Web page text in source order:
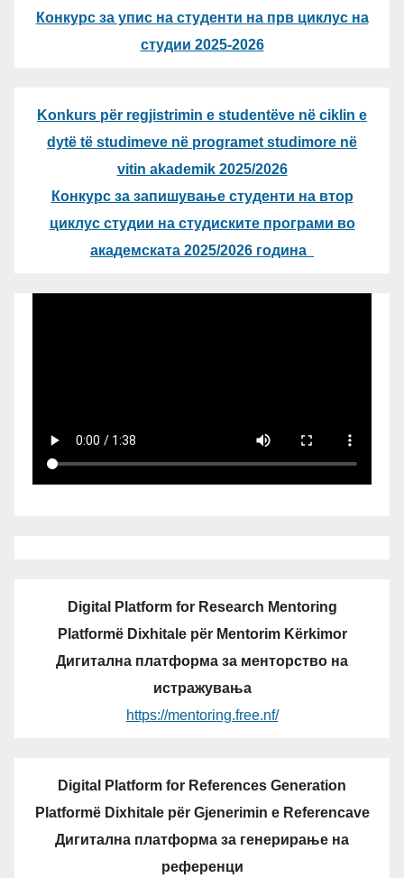
Конкурс за упис на студенти на прв циклус на
студии 2025-2026
Konkurs për regjistrimin e studentëve në ciklin e
dytë të studimeve në programet studimore në
vitin akademik 2025/2026
Конкурс за запишување студенти на втор
циклус студии на студиските програми во
академската 2025/2026 година
Digital Platform for Research Mentoring
Platformë Dixhitale për Mentorim Kërkimor
Дигитална платформа за менторство на
истражувања
https://mentoring.free.nf/
Digital Platform for References Generation
Platformë Dixhitale për Gjenerimin e Referencave
Дигитална платформа за генерирање на
референци